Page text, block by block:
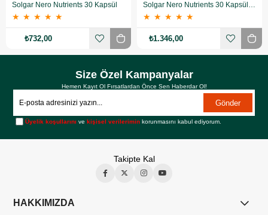
Solgar Nero Nutrients 30 Kapsül
★ ★ ★ ★ ★
₺732,00
Solgar Nero Nutrients 30 Kapsül 2 Adet
★ ★ ★ ★ ★
₺1.346,00
Size Özel Kampanyalar
Hemen Kayıt Ol Fırsatlardan Önce Sen Haberdar Ol!
Gönder
Üyelik koşullarını vekişisel verilerimin korunmasını kabul ediyorum.
Takipte Kal
HAKKIMIZDA